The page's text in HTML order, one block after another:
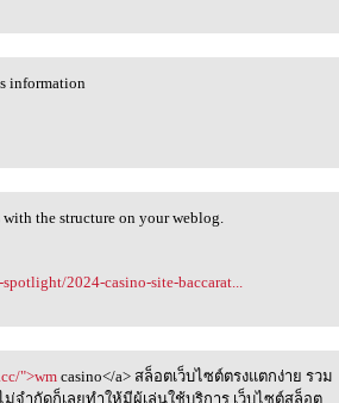
information
the structure on your weblog.
2024-casino-site-baccarat...
">wm casino</a> สล็อตเว็บไซต์ตรงแตกง่าย รวม
จำกัดก็เลยทำให้มีผู้เล่นใช้บริการ เว็บไซต์สล็อต